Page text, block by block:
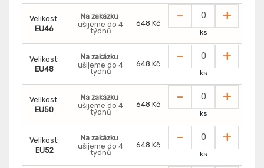
Velikost:
EU46
Na zakázku
ušijeme do 4
týdnů
648 Kč - +
ks
Velikost:
EU48
Na zakázku
ušijeme do 4
týdnů
648 Kč - +
ks
Velikost:
EU50
Na zakázku
ušijeme do 4
týdnů
648 Kč - +
ks
Velikost:
EU52
Na zakázku
ušijeme do 4
týdnů
648 Kč - +
ks